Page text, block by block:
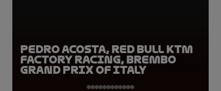
Pedro Acosta, Red Bull KTM
Factory Racing, Brembo
Grand Prix of Italy